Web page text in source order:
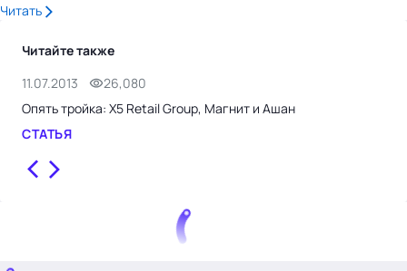
Читать
Читайте также
11.07.2013
26,080
Опять тройка: X5 Retail Group, Магнит и Ашан
СТАТЬЯ